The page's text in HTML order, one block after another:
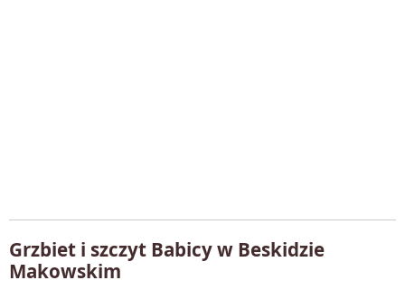
Grzbiet i szczyt Babicy w Beskidzie
Makowskim